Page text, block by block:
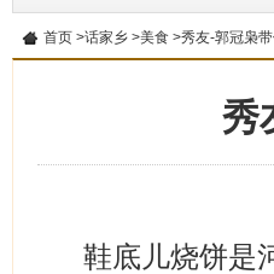
首页 >话家乡 >美食 >秀友-郭冠枭
秀
鞋底儿烧饼是